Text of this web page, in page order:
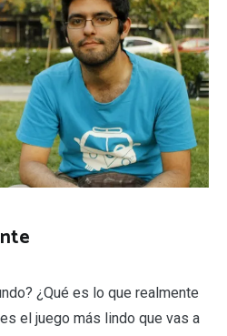
¿Qué es lo que realmente
el juego más lindo que vas a